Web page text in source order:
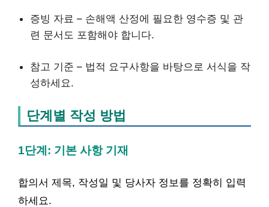
증빙 자료 – 손해액 산정에 필요한 영수증 및 관
련 문서도 포함해야 합니다.
참고 기준 – 법적 요구사항을 바탕으로 서식을 작
성하세요.
단계별 작성 방법
1단계: 기본 사항 기재
합의서 제목, 작성일 및 당사자 정보를 정확히 입력
하세요.